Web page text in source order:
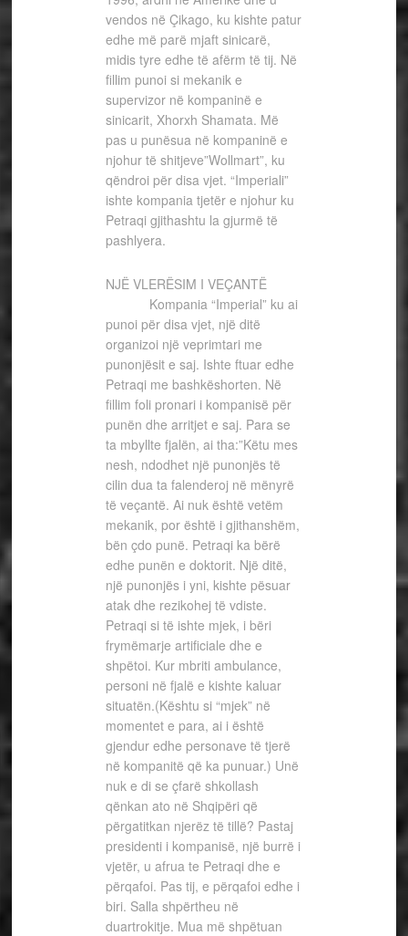
vendos në Çikago, ku kishte patur
edhe më parë mjaft sinicarë,
midis tyre edhe të afërm të tij. Në
fillim punoi si mekanik e
supervizor në kompaninë e
sinicarit, Xhorxh Shamata. Më
pas u punësua në kompaninë e
njohur të shitjeve”Wollmart”, ku
qëndroi për disa vjet. “Imperiali”
ishte kompania tjetër e njohur ku
Petraqi gjithashtu la gjurmë të
pashlyera.
NJË VLERËSIM I VEÇANTË
Kompania “Imperial” ku ai
punoi për disa vjet, një ditë
organizoi një veprimtari me
punonjësit e saj. Ishte ftuar edhe
Petraqi me bashkëshorten. Në
fillim foli pronari i kompanisë për
punën dhe arritjet e saj. Para se
ta mbyllte fjalën, ai tha:”Këtu mes
nesh, ndodhet një punonjës të
cilin dua ta falenderoj në mënyrë
të veçantë. Ai nuk është vetëm
mekanik, por është i gjithanshëm,
bën çdo punë. Petraqi ka bërë
edhe punën e doktorit. Një ditë,
një punonjës i yni, kishte pësuar
atak dhe rezikohej të vdiste.
Petraqi si të ishte mjek, i bëri
frymëmarje artificiale dhe e
shpëtoi. Kur mbriti ambulance,
personi në fjalë e kishte kaluar
situatën.(Kështu si “mjek” në
momentet e para, ai i është
gjendur edhe personave të tjerë
në kompanitë që ka punuar.) Unë
nuk e di se çfarë shkollash
qënkan ato në Shqipëri që
përgatitkan njerëz të tillë? Pastaj
presidenti i kompanisë, një burrë i
vjetër, u afrua te Petraqi dhe e
përqafoi. Pas tij, e përqafoi edhe i
biri. Salla shpërtheu në
duartrokitje. Mua më shpëtuan